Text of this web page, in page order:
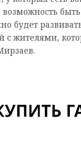
возможность
будет
с жителями,